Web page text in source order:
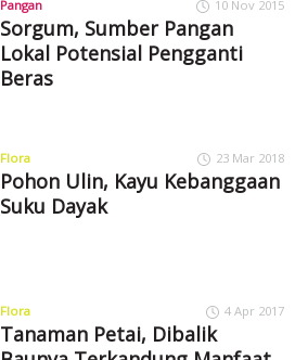
Pangan 10 Nov 2015
Sorgum, Sumber Pangan
Lokal Potensial Pengganti
Beras
Flora 23 Mar 2018
Pohon Ulin, Kayu Kebanggaan
Suku Dayak
Flora 4 Apr 2017
Tanaman Petai, Dibalik